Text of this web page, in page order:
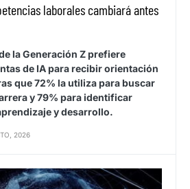
laborales cambiará antes
la Generación Z prefiere
de IA para recibir orientación
que 72% la utiliza para buscar
y 79% para identificar
y desarrollo.
2026